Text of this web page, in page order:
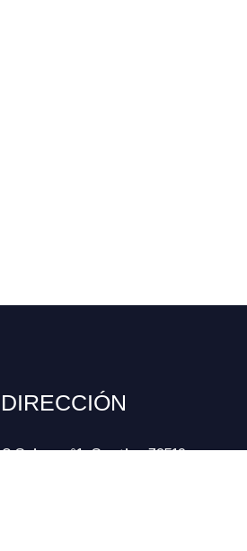
DIRECCIÓN
O Seixo, nº1. Santiso 36512